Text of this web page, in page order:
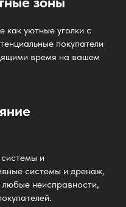
как уютные уголки с
покупатели
время на вашем
и
системы и дренаж,
неисправности,